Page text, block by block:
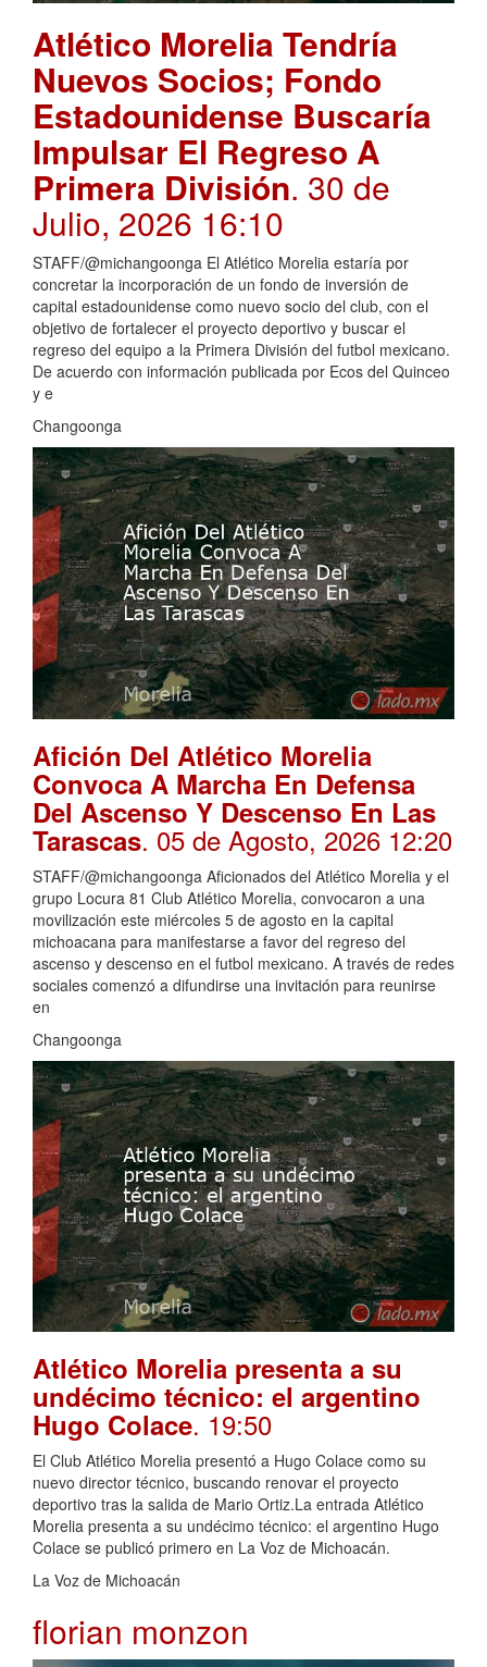
Atlético Morelia Tendría
Nuevos Socios; Fondo
Estadounidense Buscaría
Impulsar El Regreso A
Primera División. 30 de
Julio, 2026 16:10
STAFF/@michangoonga El Atlético Morelia estaría por
concretar la incorporación de un fondo de inversión de
capital estadounidense como nuevo socio del club, con el
objetivo de fortalecer el proyecto deportivo y buscar el
regreso del equipo a la Primera División del futbol mexicano.
De acuerdo con información publicada por Ecos del Quinceo
y e
Changoonga
Afición Del Atlético Morelia
Convoca A Marcha En Defensa
Del Ascenso Y Descenso En Las
Tarascas. 05 de Agosto, 2026 12:20
STAFF/@michangoonga Aficionados del Atlético Morelia y el
grupo Locura 81 Club Atlético Morelia, convocaron a una
movilización este miércoles 5 de agosto en la capital
michoacana para manifestarse a favor del regreso del
ascenso y descenso en el futbol mexicano. A través de redes
sociales comenzó a difundirse una invitación para reunirse
en
Changoonga
Atlético Morelia presenta a su
undécimo técnico: el argentino
Hugo Colace. 19:50
El Club Atlético Morelia presentó a Hugo Colace como su
nuevo director técnico, buscando renovar el proyecto
deportivo tras la salida de Mario Ortiz.La entrada Atlético
Morelia presenta a su undécimo técnico: el argentino Hugo
Colace se publicó primero en La Voz de Michoacán.
La Voz de Michoacán
florian monzon